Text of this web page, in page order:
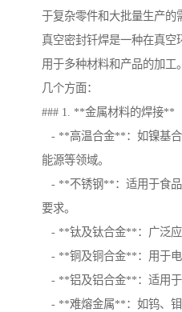
于复杂零件和大批量生产的
真空密封钎焊是一种在真空
用于多种材料和产品的加工
几个方面：
### 1. **金属材料的焊接**
- **高温合金**：如镍基合
能源等领域。
- **不锈钢**：适用于食
要求。
- **钛及钛合金**：广泛应
- **铜及铜合金**：用于电
- **铝及铝合金**：适用于
- **难熔金属**：如钨、